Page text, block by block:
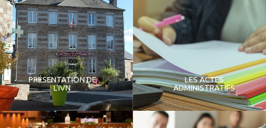
PRÉSENTATION DE
L'IVN
LES ACTES
ADMINISTRATIFS